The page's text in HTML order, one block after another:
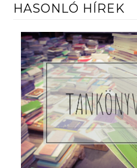
HASONLÓ HÍREK